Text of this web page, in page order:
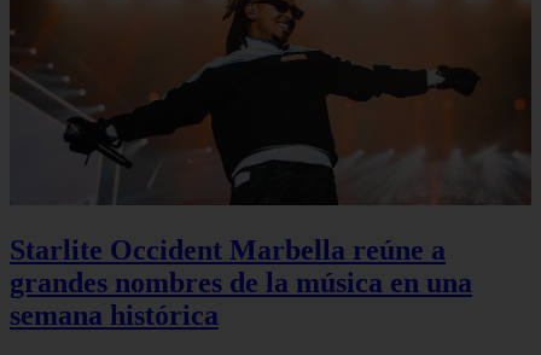
Starlite Occident Marbella reúne a
grandes nombres de la música en una
semana histórica